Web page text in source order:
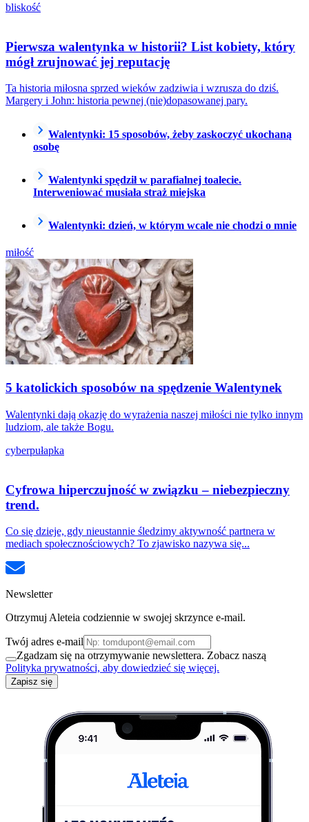
bliskość
Pierwsza walentynka w historii? List kobiety, który
mógł zrujnować jej reputację
Ta historia miłosna sprzed wieków zadziwia i wzrusza do dziś.
Margery i John: historia pewnej (nie)dopasowanej pary.
Walentynki: 15 sposobów, żeby zaskoczyć ukochaną
osobę
Walentynki spędził w parafialnej toalecie.
Interweniować musiała straż miejska
Walentynki: dzień, w którym wcale nie chodzi o mnie
miłość
5 katolickich sposobów na spędzenie Walentynek
Walentynki dają okazję do wyrażenia naszej miłości nie tylko innym
ludziom, ale także Bogu.
cyberpułapka
Cyfrowa hiperczujność w związku – niebezpieczny
trend.
Co się dzieje, gdy nieustannie śledzimy aktywność partnera w
mediach społecznościowych? To zjawisko nazywa się...
Newsletter
Otrzymuj Aleteia codziennie w swojej skrzynce e-mail.
Twój adres e-mail
Zgadzam się na otrzymywanie newslettera. Zobacz naszą
Polityka prywatności, aby dowiedzieć się więcej.
Zapisz się